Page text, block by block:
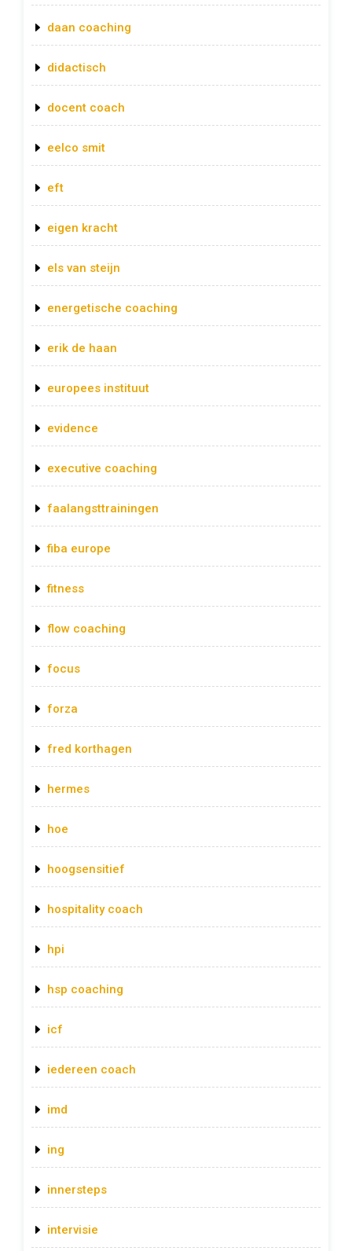
daan coaching
didactisch
docent coach
eelco smit
eft
eigen kracht
els van steijn
energetische coaching
erik de haan
europees instituut
evidence
executive coaching
faalangsttrainingen
fiba europe
fitness
flow coaching
focus
forza
fred korthagen
hermes
hoe
hoogsensitief
hospitality coach
hpi
hsp coaching
icf
iedereen coach
imd
ing
innersteps
intervisie